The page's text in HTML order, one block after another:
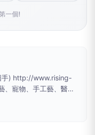
一個!
手) http://www.rising-
寵物、手工藝、醫療
、軍事、動漫、繪畫、
生活所需的關鍵字，